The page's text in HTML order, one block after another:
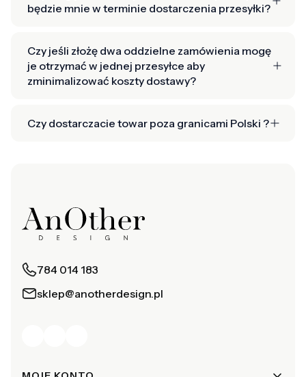
będzie mnie w terminie dostarczenia przesyłki?
Czy jeśli złożę dwa oddzielne zamówienia mogę
je otrzymać w jednej przesyłce aby
zminimalizować koszty dostawy?
Czy dostarczacie towar poza granicami Polski ?
784 014 183
sklep@anotherdesign.pl